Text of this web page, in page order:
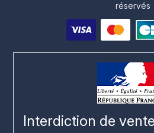
réservés
Interdiction de